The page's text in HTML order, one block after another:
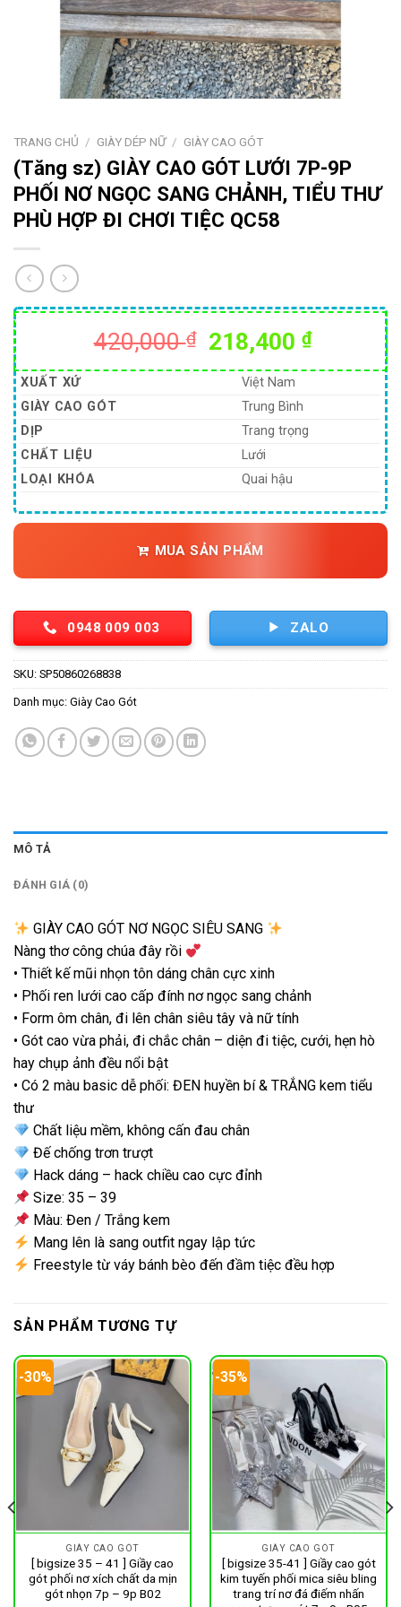
TRANG CHỦ / GIÀY DÉP NỮ / GIÀY CAO GÓT
(Tăng sz) GIÀY CAO GÓT LƯỚI 7P-9P
PHỐI NƠ NGỌC SANG CHẢNH, TIỂU THƯ
PHÙ HỢP ĐI CHƠI TIỆC QC58
420,000₫
Giá
gốc
420,000 ₫.
218,400₫Giá
hiện
XUẤT XỨ
Việt Nam
GIÀY CAO GÓT
Trung Bình
DỊP
Trang trọng
CHẤT LIỆU
Lưới
LOẠI KHÓA
Quai hậu
MUA SẢN PHẨM
0948 009 003 ZALO
SKU: SP50860268838
Danh mục: Giày Cao Gót
MÔ TẢ
ĐÁNH GIÁ (0)
GIÀY CAO GÓT NƠ NGỌC SIÊU SANG
Nàng thơ công chúa đây rồi
• Thiết kế mũi nhọn tôn dáng chân cực xinh
• Phối ren lưới cao cấp đính nơ ngọc sang chảnh
• Form ôm chân, đi lên chân siêu tây và nữ tính
• Gót cao vừa phải, đi chắc chân – diện đi tiệc, cưới, hẹn hò
hay chụp ảnh đều nổi bật
• Có 2 màu basic dễ phối: ĐEN huyền bí & TRẮNG kem tiểu
thư
Chất liệu mềm, không cấn đau chân
Đế chống trơn trượt
Hack dáng – hack chiều cao cực đỉnh
Size: 35 – 39
Màu: Đen / Trắng kem
Mang lên là sang outfit ngay lập tức
Freestyle từ váy bánh bèo đến đầm tiệc đều hợp
SẢN PHẨM TƯƠNG TỰ
-30%
GIÀY CAO GÓT
[ bigsize 35 – 41 ] Giầy cao
gót phối nơ xích chất da mịn
gót nhọn 7p – 9p B02
-35%
GIÀY CAO GÓT
[ bigsize 35-41 ] Giầy cao gót
kim tuyến phối mica siêu bling
trang trí nơ đá điếm nhấn